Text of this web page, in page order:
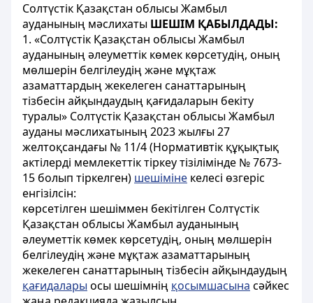
Солтүстік Қазақстан облысы Жамбыл
ауданының мәслихаты ШЕШІМ ҚАБЫЛДАДЫ:
1. «Солтүстік Қазақстан облысы Жамбыл
ауданының әлеуметтік көмек көрсетудің, оның
мөлшерін белгілеудің және мұқтаж
азаматтардың жекелеген санаттарының
тізбесін айқындаудың қағидаларын бекіту
туралы» Солтүстік Қазақстан облысы Жамбыл
ауданы мәслихатының 2023 жылғы 27
желтоқсандағы № 11/4 (Нормативтік құқықтық
актілерді мемлекеттік тіркеу тізілімінде № 7673-
15 болып тіркелген) шешіміне келесі өзгеріс
енгізілсін:
көрсетілген шешіммен бекітілген Солтүстік
Қазақстан облысы Жамбыл ауданының
әлеуметтік көмек көрсетудің, оның мөлшерін
белгілеудің және мұқтаж азаматтарының
жекелеген санаттарының тізбесін айқындаудың
қағидалары осы шешімнің қосымшасына сәйкес